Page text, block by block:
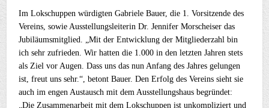
Im Lokschuppen würdigten Gabriele Bauer, die 1. Vorsitzende des
Vereins, sowie Ausstellungsleiterin Dr. Jennifer Morscheiser das
Jubiläumsmitglied. „Mit der Entwicklung der Mitgliederzahl bin
ich sehr zufrieden. Wir hatten die 1.000 in den letzten Jahren stets
als Ziel vor Augen. Dass uns das nun Anfang des Jahres gelungen
ist, freut uns sehr.“, betont Bauer. Den Erfolg des Vereins sieht sie
auch im engen Austausch mit dem Ausstellungshaus begründet:
„Die Zusammenarbeit mit dem Lokschuppen ist unkompliziert und